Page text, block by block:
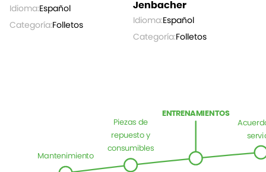
Idioma:Español
Categoría:Folletos
Jenbacher
Idioma:Español
Categoría:Folletos
Mantenimiento
Piezas de
repuesto y
consumibles
ENTRENAMIENTOS